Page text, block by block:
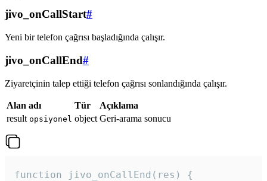
jivo_onCallStart#
Yeni bir telefon çağrısı başladığında çalışır.
jivo_onCallEnd#
Ziyaretçinin talep ettiği telefon çağrısı sonlandığında çalışır.
Alan adı Tür
Açıklama
result opsiyonel object Geri-arama sonucu
function jivo_onCallEnd(res) {